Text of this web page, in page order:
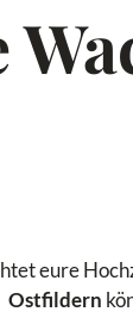
eure
Ostfildern